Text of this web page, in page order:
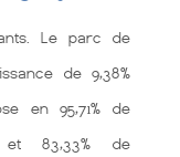
Le parc de
de 9,38%
en 95,71% de
et 83,33% de